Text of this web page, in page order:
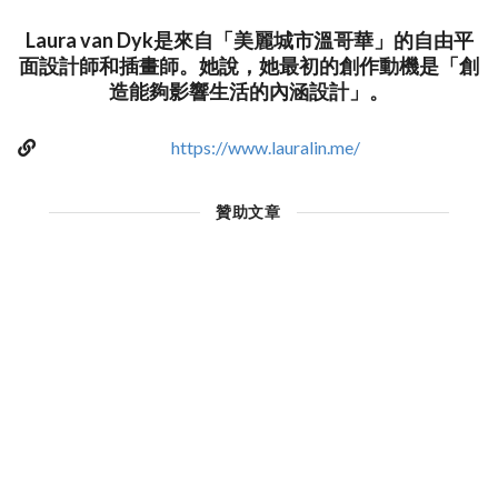
Laura van Dyk是來自「美麗城市溫哥華」的自由平
面設計師和插畫師。她說，她最初的創作動機是「創
造能夠影響生活的內涵設計」。
https://www.lauralin.me/
贊助文章